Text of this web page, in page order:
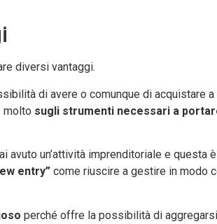
diversi vantaggi.
di avere o comunque di acquistare
molto sugli strumenti necessari a
avuto un’attività imprenditoriale e questa
entry” come riuscire a gestire in modo
perché offre la possibilità di